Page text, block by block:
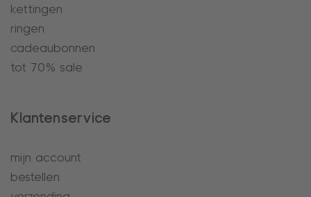
kettingen
ringen
cadeaubonnen
tot 70% sale
Klantenservice
mijn account
bestellen